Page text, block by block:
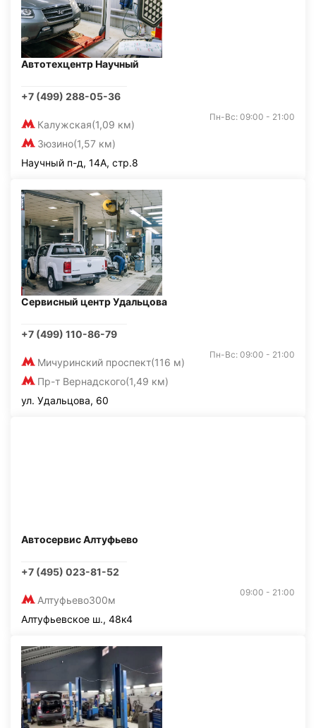
Автотехцентр Научный
+7 (499) 288-05-36
Калужская(1,09 км)
Зюзино(1,57 км)
Пн-Вс: 09:00 - 21:00
Научный п-д, 14А, стр.8
Сервисный центр Удальцова
+7 (499) 110-86-79
Мичуринский проспект(116 м)
Пр-т Вернадского(1,49 км)
Пн-Вс: 09:00 - 21:00
ул. Удальцова, 60
Автосервис Алтуфьево
+7 (495) 023-81-52
Алтуфьево300м
09:00 - 21:00
Алтуфьевское ш., 48к4